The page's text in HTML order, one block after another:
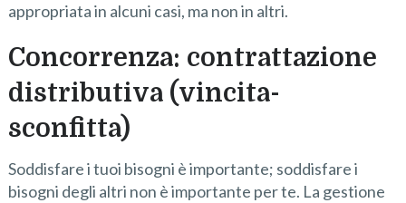
appropriata in alcuni casi, ma non in altri.
Concorrenza: contrattazione
distributiva (vincita-
sconfitta)
Soddisfare i tuoi bisogni è importante; soddisfare i
bisogni degli altri non è importante per te. La gestione